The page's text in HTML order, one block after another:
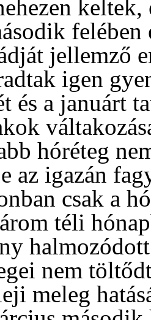
felében
jellemző
igen
és a januárt
hóréteg
az igazán
csak a
téli
nem
meleg